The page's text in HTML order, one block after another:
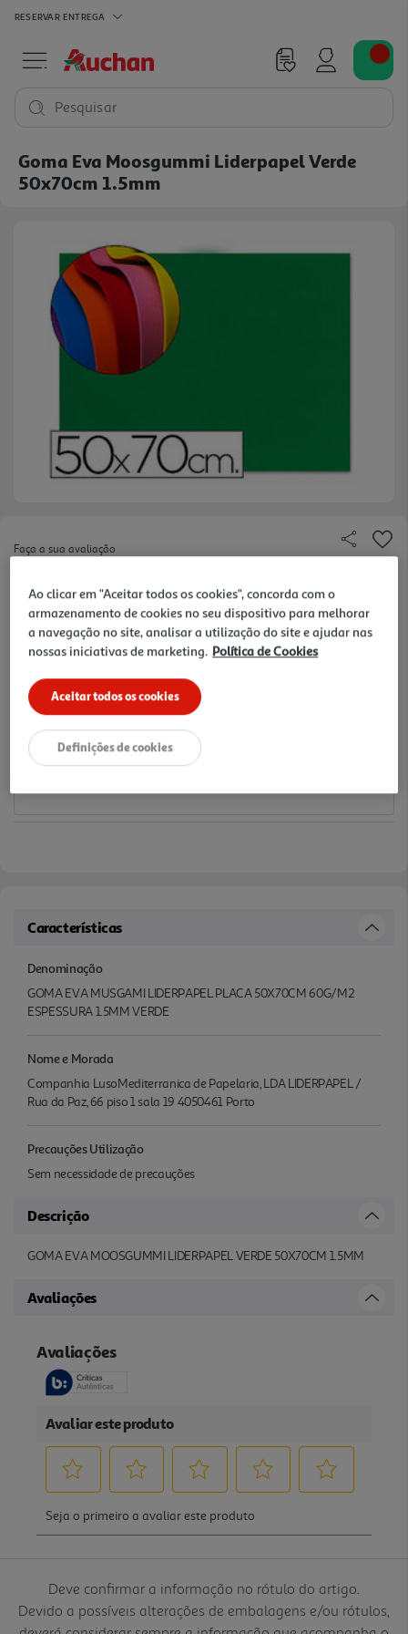
RESERVAR ENTREGA
Pesquisar
Goma Eva Moosgummi Liderpapel Verde
50x70cm 1.5mm
Faça a sua avaliação
1.79 €/un
1,79 €
Notas de preparação
Características
Denominação
GOMA EVA MUSGAMI LIDERPAPEL PLACA 50X70CM 60G/M2
ESPESSURA 1.5MM VERDE
Nome e Morada
Companhia LusoMediterranica de Papelaria, LDA LIDERPAPEL /
Rua da Paz, 66 piso 1 sala 19 4050461 Porto
Precauções Utilização
Sem necessidade de precauções
Descrição
GOMA EVA MOOSGUMMI LIDERPAPEL VERDE 50X70CM 1.5MM
Avaliações
Deve confirmar a informação no rótulo do artigo.
Devido a possíveis alterações de embalagens e/ou rótulos,
Ao clicar em "Aceitar todos os cookies", concorda com o
armazenamento de cookies no seu dispositivo para melhorar
a navegação no site, analisar a utilização do site e ajudar nas
nossas iniciativas de marketing. Política de Cookies
Aceitar todos os cookies
Definições de cookies